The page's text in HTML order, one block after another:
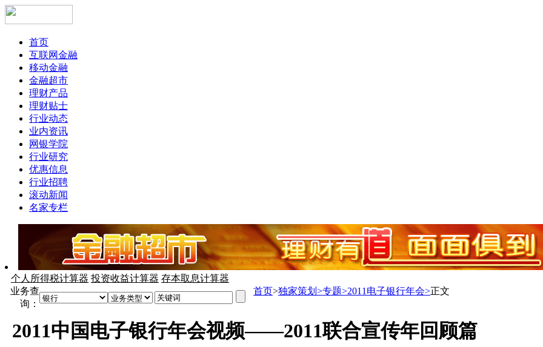
首页
互联网金融
移动金融
金融超市
理财产品
理财贴士
行业动态
业内资讯
网银学院
行业研究
优惠信息
行业招聘
滚动新闻
名家专栏
个人所得税计算器 投资收益计算器 存本取息计算器
业务查
询：
首页>独家策划>专题>2011电子银行年会>正文
2011中国电子银行年会视频——2011联合宣传年回顾篇